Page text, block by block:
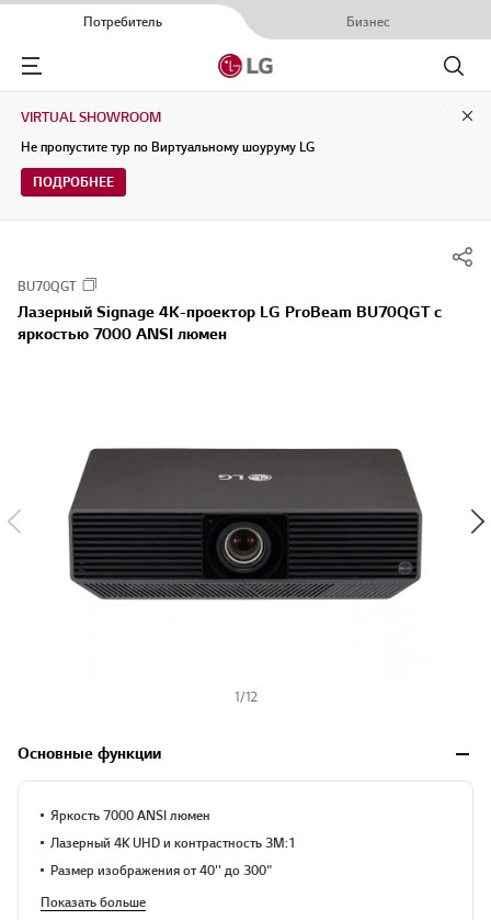
Потребитель Бизнес
Menu
Поиск
VIRTUAL SHOWROOM
Не пропустите тур по Виртуальному шоуруму LG
ПОДРОБНЕЕ
BU70QGT
Лазерный Signage 4K-проектор LG ProBeam BU70QGT с
яркостью 7000 ANSI люмен
1/12
Основные функции
Яркость 7000 ANSI люмен
Лазерный 4K UHD и контрастность 3М:1
Размер изображения от 40'' до 300"
Показать больше